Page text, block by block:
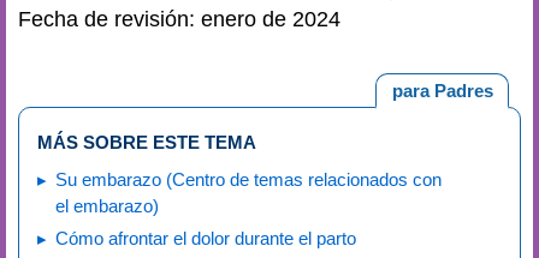
Fecha de revisión: enero de 2024
para Padres
MÁS SOBRE ESTE TEMA
Su embarazo (Centro de temas relacionados con
el embarazo)
Cómo afrontar el dolor durante el parto